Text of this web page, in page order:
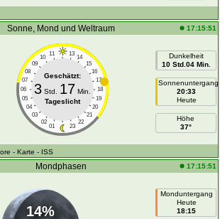
Sonne, Mond und Weltraum 17:15:51
11 13
10
14
09
15
08
16
07
17
06
18
05
19
04
20
03
21
02
22
01 23
Geschätzt:
3Std. 17 Min.
Tageslicht
Dunkelheit
10 Std.04 Min.
Sonnenuntergang
20:33
Heute
Höhe
37°
- Karte - ISS
Mondphasen 17:15:51
14%
Monduntergang
Heute
18:15